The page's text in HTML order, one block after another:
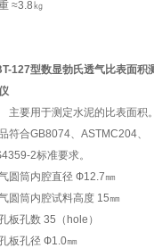
≈3.8㎏
127型数显勃氏透气比表面积
要用于测定水泥的比表面积
符合GB8074、ASTMC204、
2标准要求。
圆筒内腔直径 Ф12.7㎜
圆筒内腔试料高度 15㎜
板孔数 35（hole）
板孔径 Ф1.0㎜